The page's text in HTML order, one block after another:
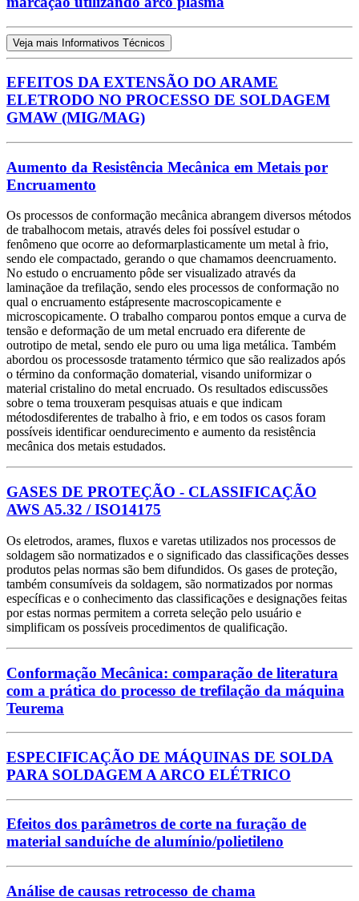
Veja mais Informativos Técnicos
EFEITOS DA EXTENSÃO DO ARAME
ELETRODO NO PROCESSO DE SOLDAGEM
GMAW (MIG/MAG)
Aumento da Resistência Mecânica em Metais por
Encruamento
Os processos de conformação mecânica abrangem diversos métodos
de trabalhocom metais, através deles foi possível estudar o
fenômeno que ocorre ao deformarplasticamente um metal à frio,
sendo ele compactado, gerando o que chamamos deencruamento.
No estudo o encruamento pôde ser visualizado através da
laminaçãoe da trefilação, sendo eles processos de conformação no
qual o encruamento estápresente macroscopicamente e
microscopicamente. O trabalho comparou pontos emque a curva de
tensão e deformação de um metal encruado era diferente de
outrotipo de metal, sendo ele puro ou uma liga metálica. Também
abordou os processosde tratamento térmico que são realizados após
o término da conformação domaterial, visando uniformizar o
material cristalino do metal encruado. Os resultados ediscussões
sobre o tema trouxeram pesquisas atuais e que indicam
métodosdiferentes de trabalho à frio, e em todos os casos foram
possíveis identificar oendurecimento e aumento da resistência
mecânica dos metais estudados.
GASES DE PROTEÇÃO - CLASSIFICAÇÃO
AWS A5.32 / ISO14175
Os eletrodos, arames, fluxos e varetas utilizados nos processos de
soldagem são normatizados e o significado das classificações desses
produtos pelas normas são bem difundidos. Os gases de proteção,
também consumíveis da soldagem, são normatizados por normas
específicas e o conhecimento das classificações e designações feitas
por estas normas permitem a correta seleção pelo usuário e
simplificam os possíveis procedimentos de qualificação.
Conformação Mecânica: comparação de literatura
com a prática do processo de trefilação da máquina
Teurema
ESPECIFICAÇÃO DE MÁQUINAS DE SOLDA
PARA SOLDAGEM A ARCO ELÉTRICO
Efeitos dos parâmetros de corte na furação de
material sanduíche de alumínio/polietileno
Análise de causas retrocesso de chama